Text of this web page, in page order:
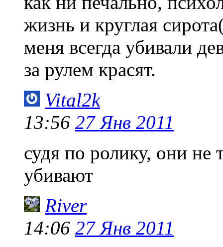
жизнь и круглая
меня всегда убивали
за рулем красят.
Vital2k
13:56 27 Янв 2011
судя по ролику, они не
убивают
River
14:06 27 Янв 2011